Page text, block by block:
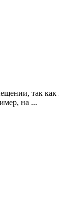
так как
на ...